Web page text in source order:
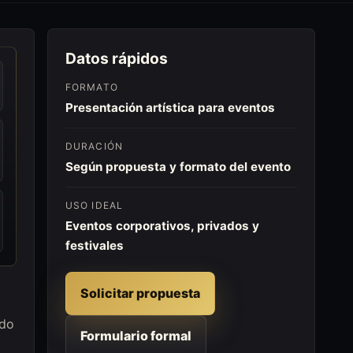
Datos rápidos
FORMATO
Presentación artística para eventos
DURACIÓN
Según propuesta y formato del evento
USO IDEAL
Eventos corporativos, privados y
festivales
Solicitar propuesta
Formulario formal